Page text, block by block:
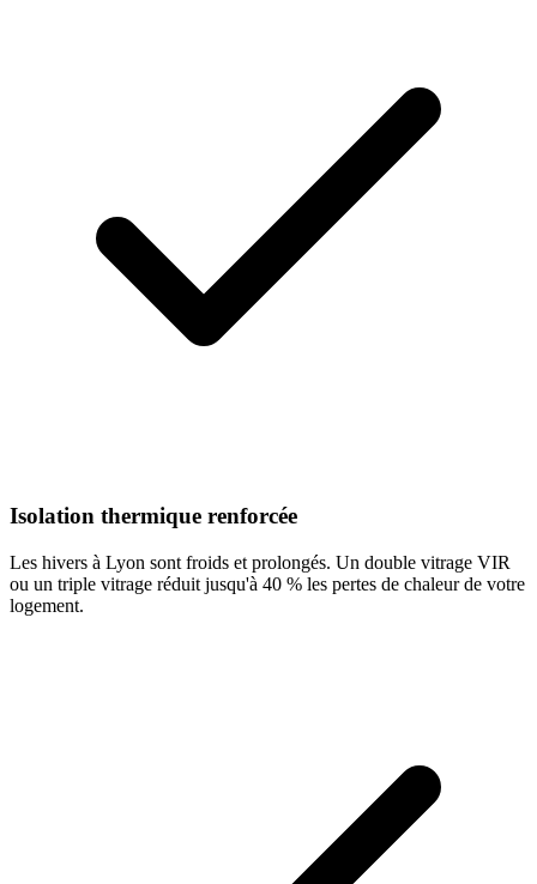
Isolation thermique renforcée
Les hivers à Lyon sont froids et prolongés. Un double vitrage VIR
ou un triple vitrage réduit jusqu'à 40 % les pertes de chaleur de votre
logement.